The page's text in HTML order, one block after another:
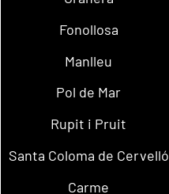
Fonollosa
Manlleu
Pol de Mar
Rupit i Pruit
Santa Coloma de Cervelló
Carme